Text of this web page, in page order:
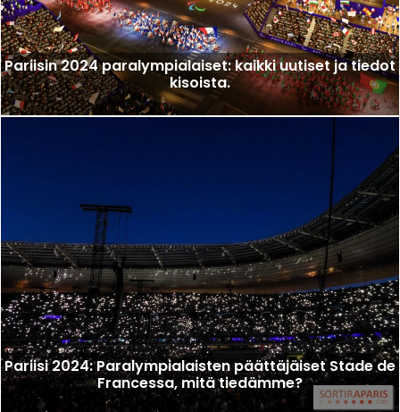
Pariisin 2024 paralympialaiset: kaikki uutiset ja tiedot
kisoista.
Pariisi 2024: Paralympialaisten päättäjäiset Stade de
Francessa, mitä tiedämme?